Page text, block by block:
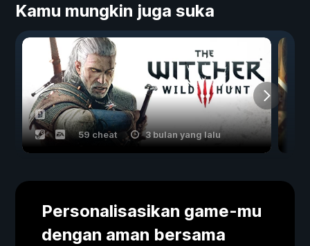
Kamu mungkin juga suka
59 cheat 3 bulan yang lalu
Personalisasikan game-mu
dengan aman bersama